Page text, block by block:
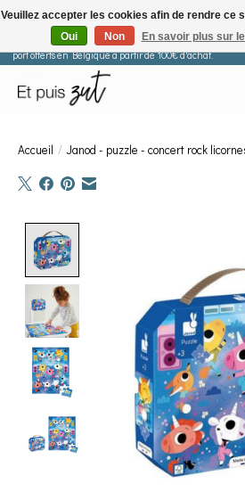
Les commandes passées après le 29 juillet seront
port offerts en Belgique à partir de 100€ d'achat.
Accueil / Janod - puzzle - concert rock
Veuillez accepter les cookies afin de rendre ce
Oui
Non En savoir plus sur